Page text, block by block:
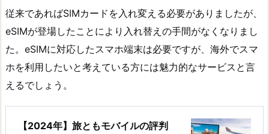
従来であればSIMカードを入れ変える必要がありましたが、
eSIMが登場したことにより入れ替えの手間がなくなりまし
た。eSIMに対応したスマホ端末は必要ですが、海外でスマ
ホを利用したいと考えている方には魅力的なサービスと言
えるでしょう。
【2024年】旅ともモバイルの評判